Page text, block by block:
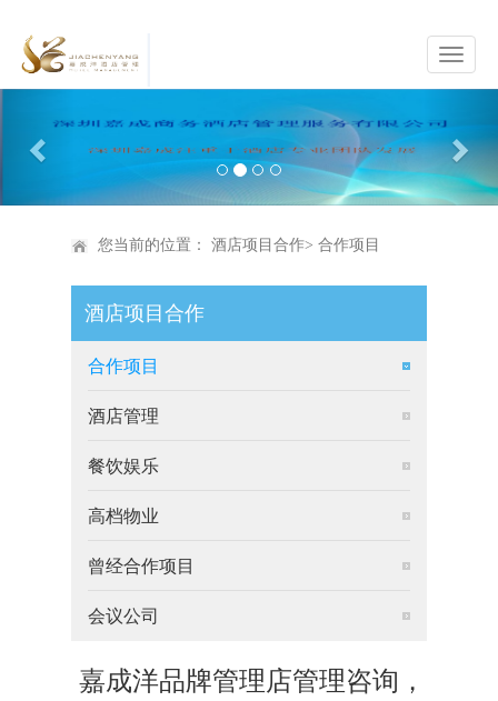
您当前的位置： 酒店项目合作> 合作项目
酒店项目合作
合作项目
酒店管理
餐饮娱乐
高档物业
曾经合作项目
会议公司
嘉成洋品牌管理店管理咨询，